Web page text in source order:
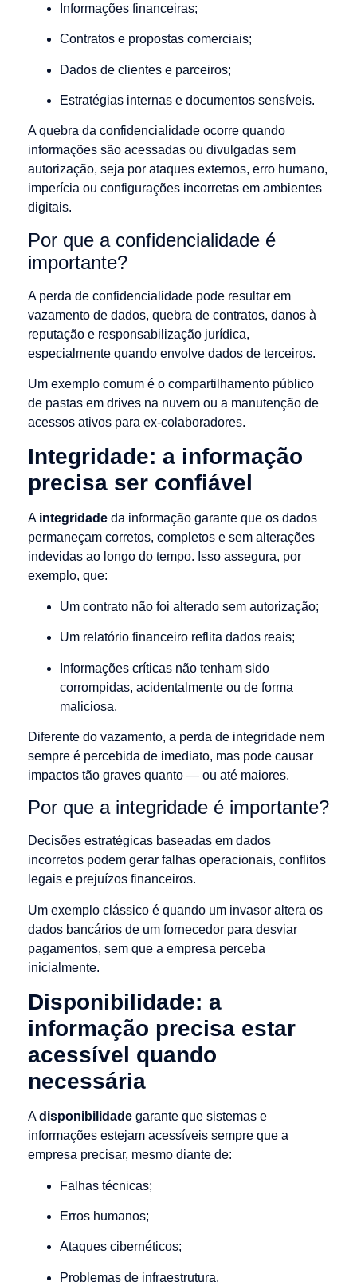
Informações financeiras;
Contratos e propostas comerciais;
Dados de clientes e parceiros;
Estratégias internas e documentos sensíveis.
A quebra da confidencialidade ocorre quando
informações são acessadas ou divulgadas sem
autorização, seja por ataques externos, erro humano,
imperícia ou configurações incorretas em ambientes
digitais.
Por que a confidencialidade é
importante?
A perda de confidencialidade pode resultar em
vazamento de dados, quebra de contratos, danos à
reputação e responsabilização jurídica,
especialmente quando envolve dados de terceiros.
Um exemplo comum é o compartilhamento público
de pastas em drives na nuvem ou a manutenção de
acessos ativos para ex-colaboradores.
Integridade: a informação
precisa ser confiável
A integridade da informação garante que os dados
permaneçam corretos, completos e sem alterações
indevidas ao longo do tempo. Isso assegura, por
exemplo, que:
Um contrato não foi alterado sem autorização;
Um relatório financeiro reflita dados reais;
Informações críticas não tenham sido
corrompidas, acidentalmente ou de forma
maliciosa.
Diferente do vazamento, a perda de integridade nem
sempre é percebida de imediato, mas pode causar
impactos tão graves quanto — ou até maiores.
Por que a integridade é importante?
Decisões estratégicas baseadas em dados
incorretos podem gerar falhas operacionais, conflitos
legais e prejuízos financeiros.
Um exemplo clássico é quando um invasor altera os
dados bancários de um fornecedor para desviar
pagamentos, sem que a empresa perceba
inicialmente.
Disponibilidade: a
informação precisa estar
acessível quando
necessária
Adisponibilidade garante que sistemas e
informações estejam acessíveis sempre que a
empresa precisar, mesmo diante de:
Falhas técnicas;
Erros humanos;
Ataques cibernéticos;
Problemas de infraestrutura.